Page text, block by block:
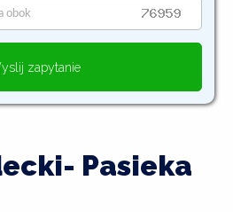
zapytanie
Pasieka